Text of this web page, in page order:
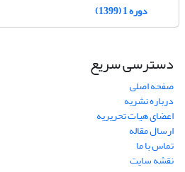
دوره 1 (1399)
دسترسی سریع
صفحه اصلی
درباره نشریه
اعضای هیات تحریریه
ارسال مقاله
تماس با ما
نقشه سایت